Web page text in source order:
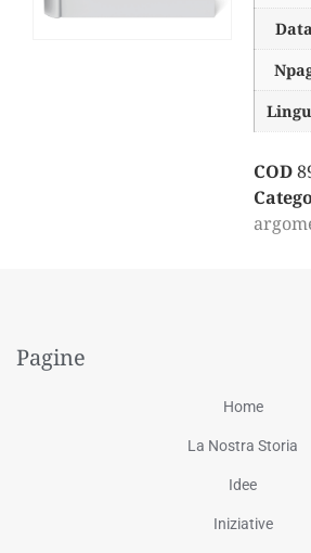
Data
COD
Pagine
Home
La Nostra Storia
Idee
Iniziative